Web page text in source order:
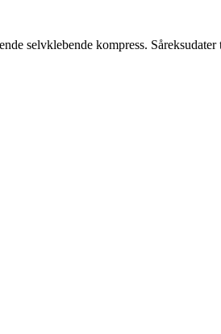
selvklebende kompress. Såreksudater